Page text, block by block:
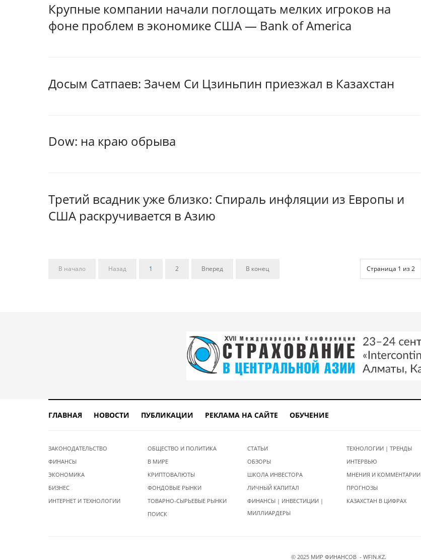
Крупные компании начали поглощать мелких игроков на
фоне проблем в экономике США — Bank of America
Досым Сатпаев: Зачем Си Цзиньпин приезжал в Казахстан
Dow: на краю обрыва
Третий всадник уже близко: Спираль инфляции из Европы и
США раскручивается в Азию
Страница 1 из 2
В начало Назад 1 2 Вперед В конец
ГЛАВНАЯ НОВОСТИ ПУБЛИКАЦИИ РЕКЛАМА НА САЙТЕ ОБУЧЕНИЕ
ЗАКОНОДАТЕЛЬСТВО
ФИНАНСЫ
ЭКОНОМИКА
БИЗНЕС
ИНТЕРНЕТ И ТЕХНОЛОГИИ
ОБЩЕСТВО И ПОЛИТИКА
В МИРЕ
КРИПТОВАЛЮТЫ
ФОНДОВЫЕ РЫНКИ
ТОВАРНО-СЫРЬЕВЫЕ РЫНКИ
ПОИСК
СТАТЬИ
ОБЗОРЫ
ШКОЛА ИНВЕСТОРА
ЛИЧНЫЙ КАПИТАЛ
ФИНАНСЫ | ИНВЕСТИЦИИ |
МИЛЛИАРДЕРЫ
ТЕХНОЛОГИИ | ТРЕНДЫ
ИНТЕРВЬЮ
МНЕНИЯ И КОММЕНТАРИИ
ПРОГНОЗЫ
КАЗАХСТАН В ЦИФРАХ
© 2025 МИР ФИНАНСОВ - WFIN.KZ.